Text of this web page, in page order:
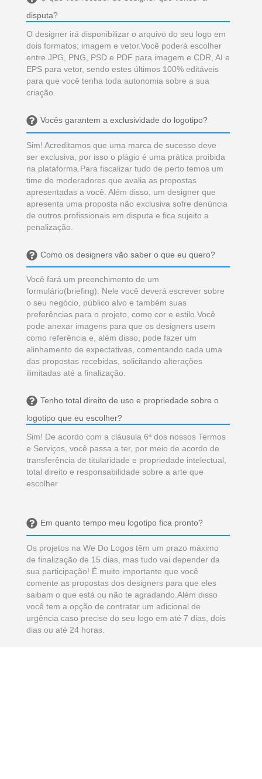
disputa?
O designer irá disponibilizar o arquivo do seu logo em
dois formatos; imagem e vetor.Você poderá escolher
entre JPG, PNG, PSD e PDF para imagem e CDR, AI e
EPS para vetor, sendo estes últimos 100% editáveis
para que você tenha toda autonomia sobre a sua
criação.
Vocês garantem a exclusividade do logotipo?
Sim! Acreditamos que uma marca de sucesso deve
ser exclusiva, por isso o plágio é uma prática proibida
na plataforma.Para fiscalizar tudo de perto temos um
time de moderadores que avalia as propostas
apresentadas a você. Além disso, um designer que
apresenta uma proposta não exclusiva sofre denúncia
de outros profissionais em disputa e fica sujeito a
penalização.
Como os designers vão saber o que eu quero?
Você fará um preenchimento de um
formulário(briefing). Nele você deverá escrever sobre
o seu negócio, público alvo e também suas
preferências para o projeto, como cor e estilo.Você
pode anexar imagens para que os designers usem
como referência e, além disso, pode fazer um
alinhamento de expectativas, comentando cada uma
das propostas recebidas, solicitando alterações
ilimitadas até a finalização.
Tenho total direito de uso e propriedade sobre o
logotipo que eu escolher?
Sim! De acordo com a cláusula 6ª dos nossos Termos
e Serviços, você passa a ter, por meio de acordo de
transferência de titularidade e propriedade intelectual,
total direito e responsabilidade sobre a arte que
escolher
Em quanto tempo meu logotipo fica pronto?
Os projetos na We Do Logos têm um prazo máximo
de finalização de 15 dias, mas tudo vai depender da
sua participação! É muito importante que você
comente as propostas dos designers para que eles
saibam o que está ou não te agradando.Além disso
você tem a opção de contratar um adicional de
urgência caso precise do seu logo em até 7 dias, dois
dias ou até 24 horas.